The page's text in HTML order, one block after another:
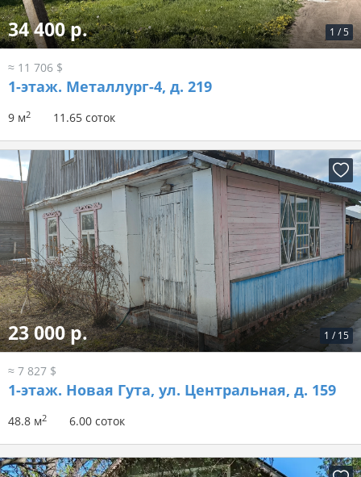
1 /5
34 400 р.
≈ 11 706 $
1-этаж. Металлург-4, д. 219
9 м2 11.65 соток
1 / 15
23 000 р.
≈ 7 827 $
1-этаж. Новая Гута, ул. Центральная, д. 159
48.8 м2 6.00 соток